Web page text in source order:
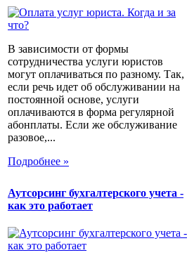
В зависимости от формы
сотрудничества услуги юристов
могут оплачиваться по разному. Так,
если речь идет об обслуживании на
постоянной основе, услуги
оплачиваются в форма регулярной
абонплаты. Если же обслуживание
разовое,...
Подробнее »
Аутсорсинг бухгалтерского учета -
как это работает